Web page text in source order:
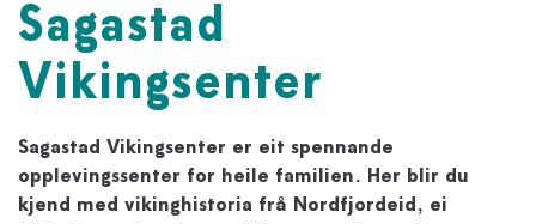
Sagastad
Vikingsenter
Sagastad Vikingsenter er eit spennande
opplevingssenter for heile familien. Her blir du
kjend med vikinghistoria frå Nordfjordeid, ei